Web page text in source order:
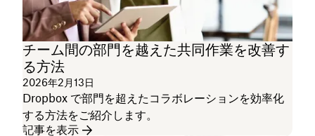
チーム間の部門を越えた共同作業を改善す
る方法
2026年2月13日
Dropbox で部門を超えたコラボレーションを効率化
する方法をご紹介します。
記事を表示